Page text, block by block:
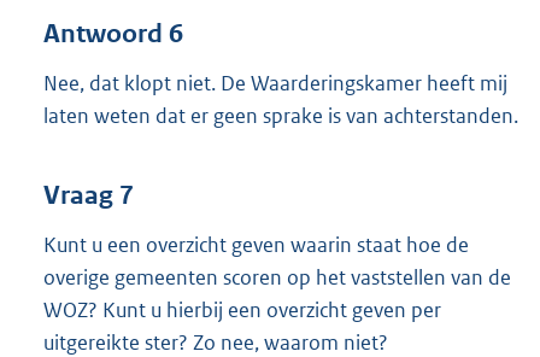
Antwoord 6
Nee, dat klopt niet. De Waarderingskamer heeft mij
laten weten dat er geen sprake is van achterstanden.
Vraag 7
Kunt u een overzicht geven waarin staat hoe de
overige gemeenten scoren op het vaststellen van de
WOZ? Kunt u hierbij een overzicht geven per
uitgereikte ster? Zo nee, waarom niet?